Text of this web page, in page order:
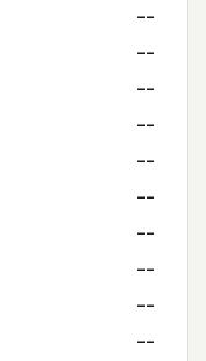
--
--
--
--
--
--
--
--
--
--